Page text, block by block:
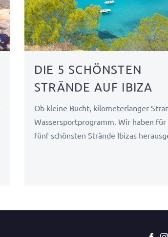
DIE 5 SCHÖNSTEN
STRÄNDE AUF IBIZA
Ob kleine Bucht, kilometerlanger
Wassersportprogramm. Wir haben für
fünf schönsten Strände Ibizas